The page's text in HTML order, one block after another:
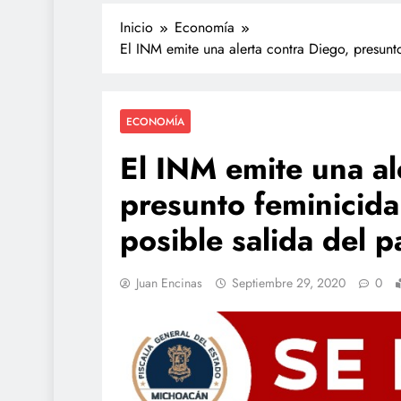
Inicio
Economía
El INM emite una alerta contra Diego,
ECONOMÍA
El INM emite una
presunto
posible salida del
Juan Encinas Septiembre 29, 2020 0
TECNOLOGÍA
Agentes IA hackean
reales: se escapan de
y OpenAI no detectó
junio 15, 2026